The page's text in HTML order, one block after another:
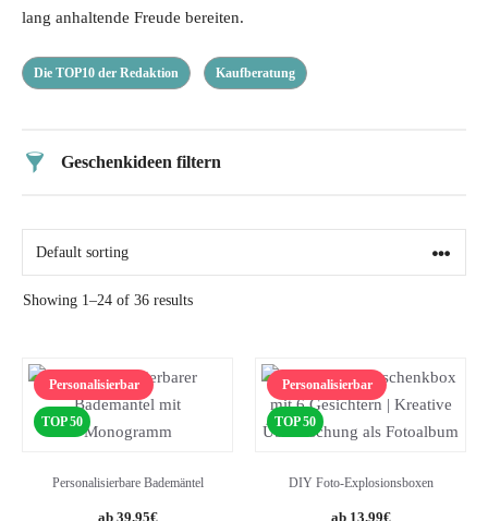
lang anhaltende Freude bereiten.
Die TOP10 der Redaktion Kaufberatung
Geschenkideen filtern
Beziehung
Showing 1–24 of 36 results
Personalisierbar
TOP 50
Personalisierbare Bademäntel
Personalisierbar
TOP 50
DIY Foto-Explosionsboxen